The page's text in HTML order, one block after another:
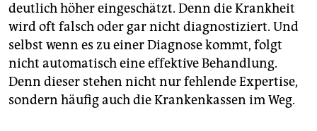
deutlich höher eingeschätzt. Denn die Krankheit
wird oft falsch oder gar nicht diagnostiziert. Und
selbst wenn es zu einer Diagnose kommt, folgt
nicht automatisch eine effektive Behandlung.
Denn dieser stehen nicht nur fehlende Expertise,
sondern häufig auch die Krankenkassen im Weg.